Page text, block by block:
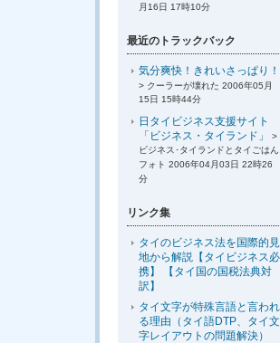
月16日 17時10分
最近のトラックバック
気分爽快！きれいさっぱり！
> クーラーが壊れた 2006年05月
15日 15時44分
日タイビジネス支援サイト
「ビジネス・タイランド」
>
ビジネス･タイランドとタイごはん
フォト 2006年04月03日 22時26
分
リンク集
タイのビジネス法を国際的見
地から解説【タイビジネス必
携】 【タイ国の国税法典対
訳】
タイ文字が特殊言語と言われ
る理由（タイ語DTP、タイ文
字レイアウトの問題解決）